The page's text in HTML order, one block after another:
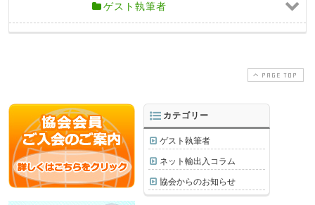
ゲスト執筆者
PAGE TOP
カテゴリー
ゲスト執筆者
ネット輸出入コラム
協会からのお知らせ